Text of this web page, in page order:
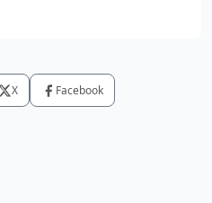
X Facebook